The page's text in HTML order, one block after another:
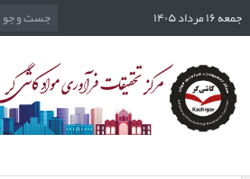
جمعه ۱۶ مرداد ۱۴۰۵